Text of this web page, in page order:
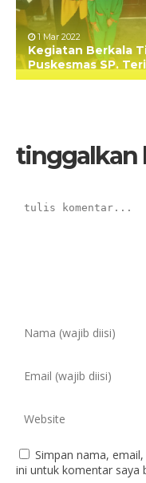
1 Mar 2022
Kegiatan Berkala
Puskesmas SP.
tinggalkan
Simpan nama,
ini untuk komentar saya